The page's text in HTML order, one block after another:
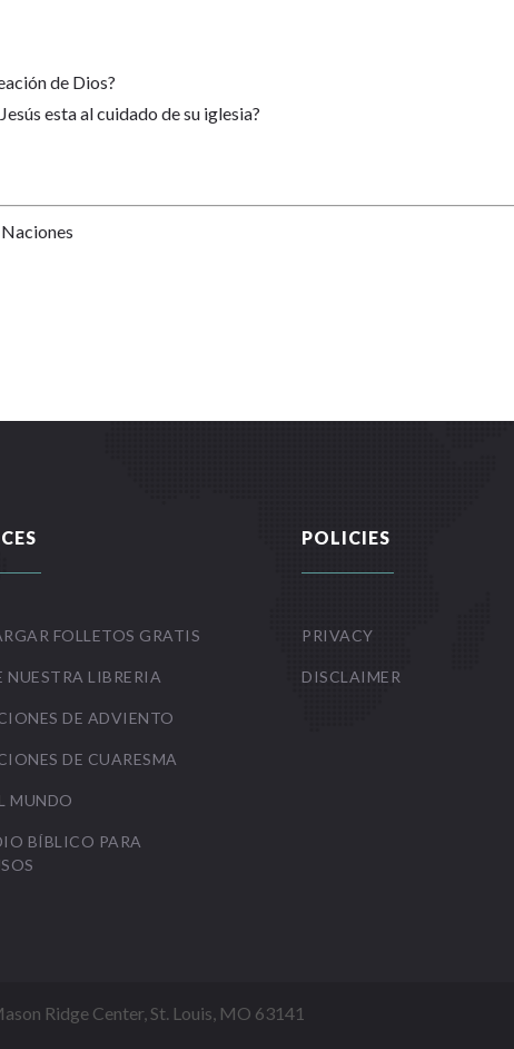
de Dios?
esta al cuidado de su iglesia?
FOLLETOS GRATIS
NUESTRA LIBRERIA
DE ADVIENTO
DE CUARESMA
MUNDO
BÍBLICO PARA
POLICIES
PRIVACY
DISCLAIMER
Ridge Center, St. Louis, MO 63141